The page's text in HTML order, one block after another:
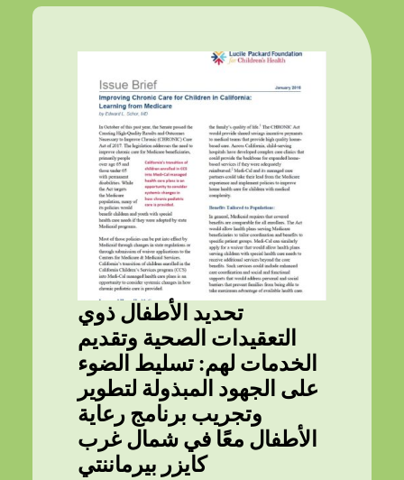
تحديد الأطفال ذوي
التعقيدات الصحية وتقديم
الخدمات لهم: تسليط الضوء
على الجهود المبذولة لتطوير
وتجريب برنامج رعاية
الأطفال معًا في شمال غرب
كايزر بيرماننتي